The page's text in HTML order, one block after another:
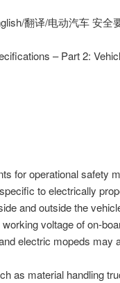
翻译/电动汽车 安全
– Part 2:
for operational safety
to electrically
and outside the
voltage of on-
electric mopeds may
as material handling